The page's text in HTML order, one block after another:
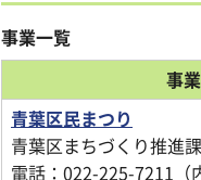
事業一覧
事
青葉区民まつり
青葉区まちづくり推進課
電話：022-225-7211（